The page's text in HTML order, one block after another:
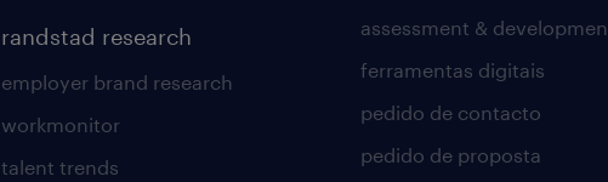
randstad research
employer brand research
workmonitor
talent trends
assessment &
ferramentas digitais
pedido de contacto
pedido de proposta